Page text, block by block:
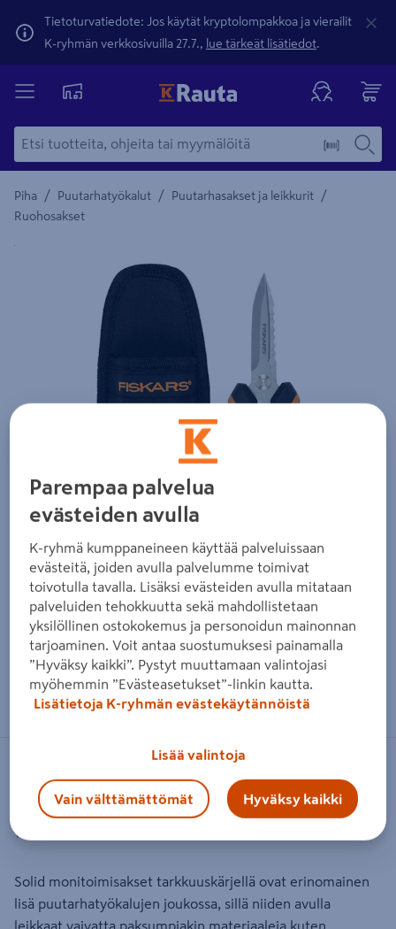
Tietoturvatiedote: Jos käytät kryptolompakkoa ja vierailit
K-ryhmän verkkosivuilla 27.7., lue tärkeät lisätiedot.
Piha / Puutarhatyökalut / Puutarhasakset ja leikkurit /
Ruohosakset
Yksityiskohtainen kuvaus löytyy Tuotteen kuvaus -
Zoomaa kuvaa sormilla kosketusnäytöllä
Monitoimisakset Snip SP320 Fiskars
Tuotenumero
Solid monitoimisakset tarkkuuskärjellä ovat erinomainen
lisä puutarhatyökalujen joukossa, sillä niiden avulla
leikkaat vaivatta paksumpiakin materiaaleja kuten
Parempaa palvelua
evästeiden avulla
K-ryhmä kumppaneineen käyttää palveluissaan
evästeitä, joiden avulla palvelumme toimivat
toivotulla tavalla. Lisäksi evästeiden avulla mitataan
palveluiden tehokkuutta sekä mahdollistetaan
yksilöllinen ostokokemus ja personoidun mainonnan
tarjoaminen. Voit antaa suostumuksesi painamalla
”Hyväksy kaikki”. Pystyt muuttamaan valintojasi
myöhemmin ”Evästeasetukset”-linkin kautta.
Lisätietoja K-ryhmän evästekäytännöistä
Lisää valintoja
Vain välttämättömät Hyväksy kaikki